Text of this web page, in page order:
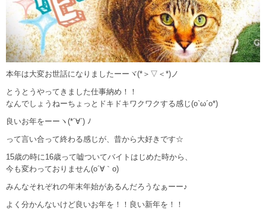
本年は大変お世話になりましたーーヾ(*＞▽＜*)ノ
とうとうやってきました仕事納め！！
なんでしょうねーちょっとドキドキワクワクする感じ(o`ω´o*)
良いお年をーーヽ(*´∀`) ﾉ
って言い合って終わる感じが、昔から大好きです☆
15歳の時に16歳って嘘ついてバイトはじめた時から、
今も変わっておりません(o´∀｀o)
みんなそれぞれの年末年始があるんだろうなぁーー♪
よく分かんないけど良いお年を！！良い新年を！！